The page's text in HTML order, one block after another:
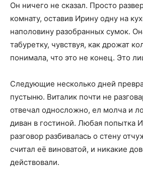
Он ничего не сказал. Просто
комнату, оставив Ирину одну на
наполовину разобранных сумок.
табуретку, чувствуя, как дрожат
понимала, что это не конец. Это
Следующие несколько дней
пустыню. Виталик почти не
отвечал односложно, ел молча и
диван в гостиной. Любая попытка
разговор разбивалась о стену
считал её виноватой, и никакие
действовали.